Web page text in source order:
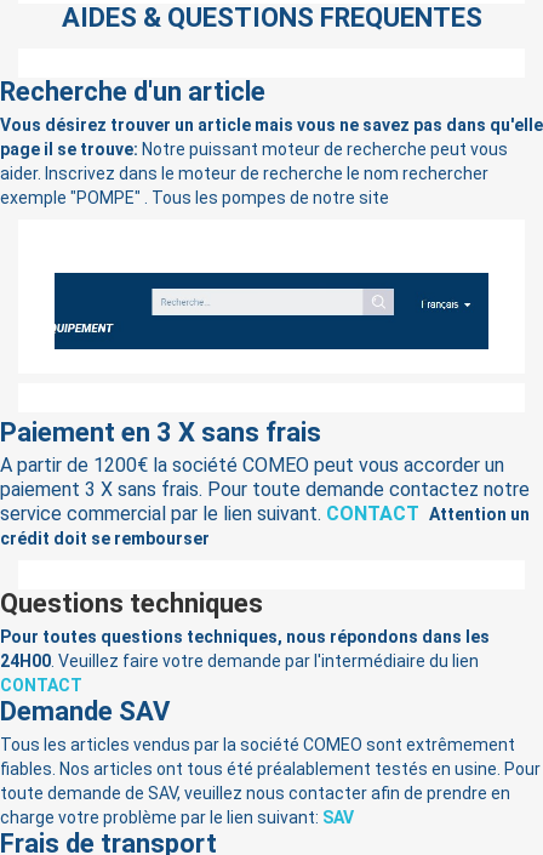
AIDES & QUESTIONS FREQUENTES
Recherche d'un article
Vous désirez trouver un article mais vous ne savez pas dans qu'elle
page il se trouve: Notre puissant moteur de recherche peut vous
aider. Inscrivez dans le moteur de recherche le nom rechercher
exemple "POMPE" . Tous les pompes de notre site
Paiement en 3 X sans frais
A partir de 1200€ la société COMEO peut vous accorder un
paiement 3 X sans frais. Pour toute demande contactez notre
service commercial par le lien suivant. CONTACT Attention un
crédit doit se rembourser
Questions techniques
Pour toutes questions techniques, nous répondons dans les
24H00 . Veuillez faire votre demande par l'intermédiaire du lien
CONTACT
Demande SAV
Tous les articles vendus par la société COMEO sont extrêmement
fiables. Nos articles ont tous été préalablement testés en usine. Pour
toute demande de SAV, veuillez nous contacter afin de prendre en
charge votre problème par le lien suivant: SAV
Frais de transport